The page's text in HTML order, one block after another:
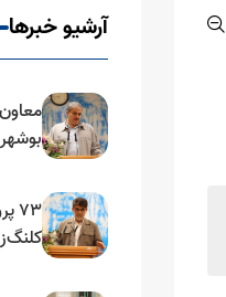
آرشیو خبرها